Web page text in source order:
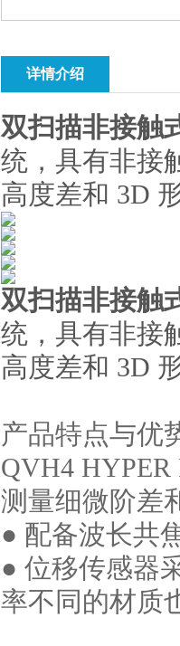
详情介绍
双扫描非接触
统，具有非接
高度差和 3D
双扫描非接触
统，具有非接
高度差和 3D
产品特点与优
QVH4
测量细微阶差
● 配备波长共
● 位移传感器
率不同的材质